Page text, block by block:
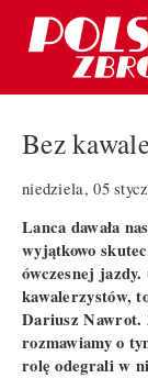
Bez
niedziela, 05
Lanca dawała
wyjątkowo
ówczesnej
kawalerzystów,
Dariusz Nawrot.
rozmawiamy o
rolę odegrali w